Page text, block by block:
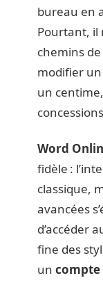
bureau en
Pourtant, il
chemins
modifier
un
Word
fidèle :
classique,
avancées
d’accéder
fine des
un